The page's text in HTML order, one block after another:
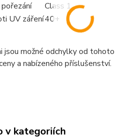
Class 1
UV záření40+
jsou možné odchylky od
a nabízeného příslušenství.
v kategoriích